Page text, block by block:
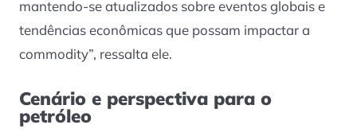
mantendo-se atualizados sobre eventos globais e
tendências econômicas que possam impactar a
commodity”, ressalta ele.
Cenário e perspectiva para o
petróleo